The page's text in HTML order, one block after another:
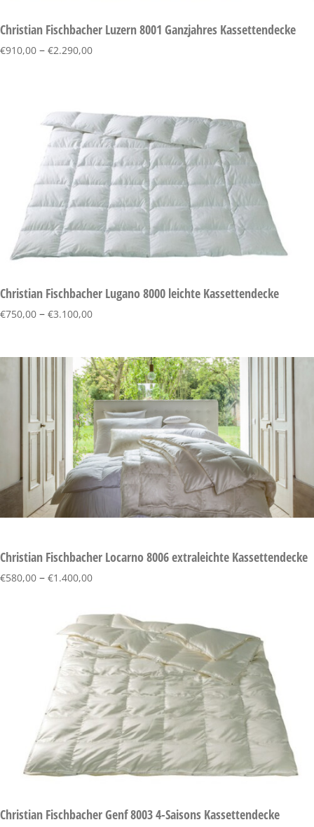
Christian Fischbacher Luzern 8001 Ganzjahres Kassettendecke
€910,00 – €2.290,00
Christian Fischbacher Lugano 8000 leichte Kassettendecke
€750,00 – €3.100,00
Christian Fischbacher Locarno 8006 extraleichte Kassettendecke
€580,00 – €1.400,00
Christian Fischbacher Genf 8003 4-Saisons Kassettendecke